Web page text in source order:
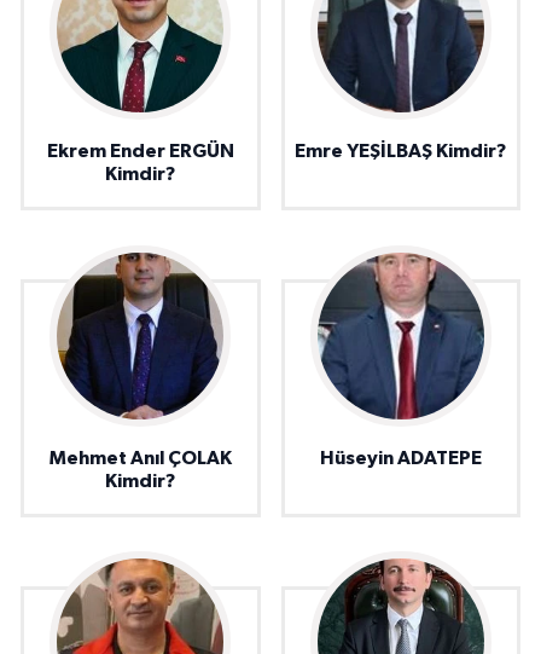
Ekrem Ender ERGÜN
Kimdir?
Emre YEŞİLBAŞ Kimdir?
Mehmet Anıl ÇOLAK
Kimdir?
Hüseyin ADATEPE